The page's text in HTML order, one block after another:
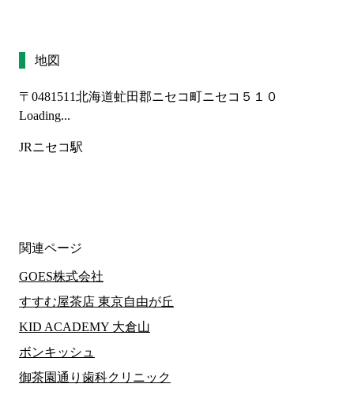
地図
〒0481511北海道虻田郡ニセコ町ニセコ５１０
Loading...
JRニセコ駅
関連ページ
GOES株式会社
すすむ屋茶店 東京自由が丘
KID ACADEMY 大倉山
ボンキッシュ
御茶園通り歯科クリニック